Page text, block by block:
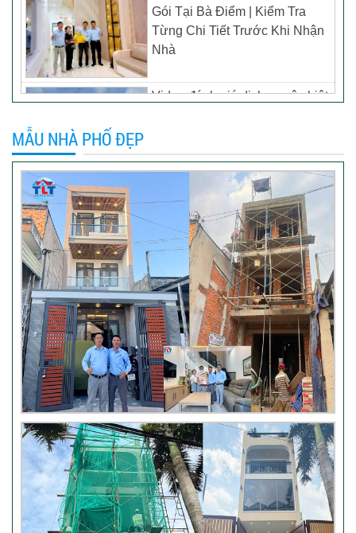
Gói Tại Bà Điểm | Kiểm Tra
Từng Chi Tiết Trước Khi Nhận
Nhà
Video đánh giá dịch vụ xây biệt
Thương
Khách hàng đánh giá dịch vụ
xây dựng của TLT
Đánh giá khách hàng xây nhà
tại Thủ Đức
MẪU NHÀ PHỐ ĐẸP